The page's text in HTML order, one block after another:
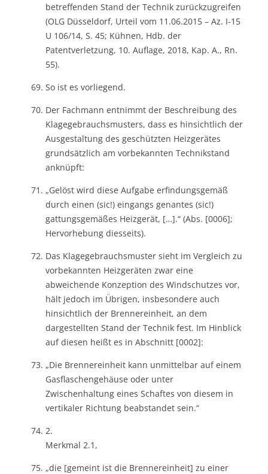
betreffenden Stand der Technik zurückzugreifen
(OLG Düsseldorf, Urteil vom 11.06.2015 – Az. I-15
U 106/14, S. 45; Kühnen, Hdb. der
Patentverletzung, 10. Auflage, 2018, Kap. A., Rn.
55).
So ist es vorliegend.
Der Fachmann entnimmt der Beschreibung des
Klagegebrauchsmusters, dass es hinsichtlich der
Ausgestaltung des geschützten Heizgerätes
grundsätzlich am vorbekannten Technikstand
anknüpft:
„Gelöst wird diese Aufgabe erfindungsgemäß
durch einen (sic!) eingangs genantes (sic!)
gattungsgemäßes Heizgerät, […].“ (Abs. [0006];
Hervorhebung diesseits).
Das Klagegebrauchsmuster sieht im Vergleich zu
vorbekannten Heizgeräten zwar eine
abweichende Konzeption des Windschutzes vor,
hält jedoch im Übrigen, insbesondere auch
hinsichtlich der Brennereinheit, an dem
dargestellten Stand der Technik fest. Im Hinblick
auf diesen heißt es in Abschnitt [0002]:
„Die Brennereinheit kann unmittelbar auf einem
Gasflaschengehäuse oder unter
Zwischenhaltung eines Schaftes von diesem in
vertikaler Richtung beabstandet sein.“
2.
Merkmal 2.1,
„die [gemeint ist die Brennereinheit] zu einer